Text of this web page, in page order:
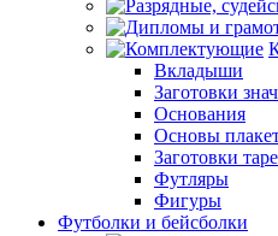
Вкладыши
Заготовки
Основания
Основы
Заготовки
Футляры
Фигуры
Футболки и бейсболки